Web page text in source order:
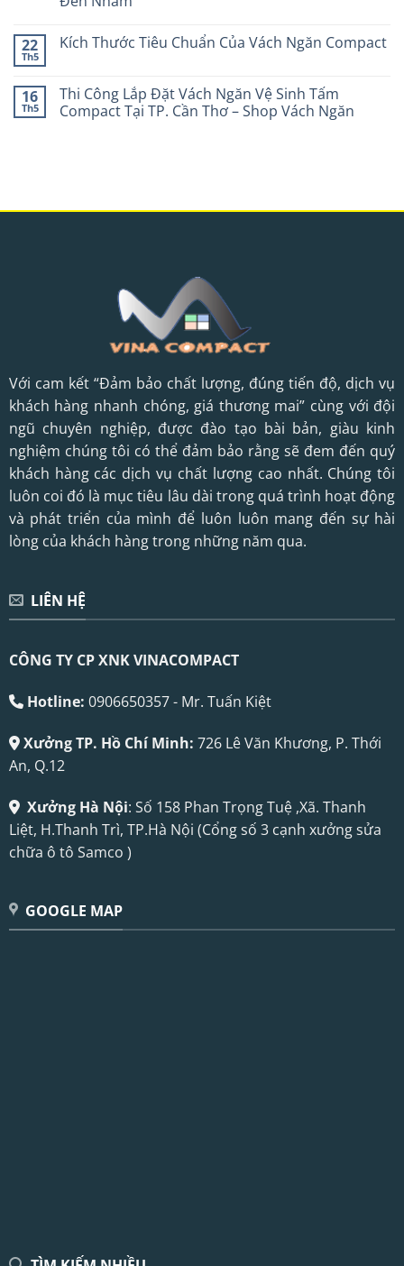
22
Th5
Kích Thước Tiêu Chuẩn Của Vách Ngăn Compact
16
Th5
Thi Công Lắp Đặt Vách Ngăn Vệ Sinh Tấm
Compact Tại TP. Cần Thơ – Shop Vách Ngăn
Với cam kết “Đảm bảo chất lượng, đúng tiến độ, dịch vụ
khách hàng nhanh chóng, giá thương mai” cùng với đội
ngũ chuyên nghiệp, được đào tạo bài bản, giàu kinh
nghiệm chúng tôi có thể đảm bảo rằng sẽ đem đến quý
khách hàng các dịch vụ chất lượng cao nhất. Chúng tôi
luôn coi đó là mục tiêu lâu dài trong quá trình hoạt động
và phát triển của mình để luôn luôn mang đến sự hài
lòng của khách hàng trong những năm qua.
LIÊN HỆ
CÔNG TY CP XNK VINACOMPACT
Hotline: 0906650357 - Mr. Tuấn Kiệt
Xưởng TP. Hồ Chí Minh: 726 Lê Văn Khương, P. Thới
An, Q.12
Xưởng Hà Nội: Số 158 Phan Trọng Tuệ ,Xã. Thanh
Liệt, H.Thanh Trì, TP.Hà Nội (Cổng số 3 cạnh xưởng sửa
chữa ô tô Samco )
GOOGLE MAP